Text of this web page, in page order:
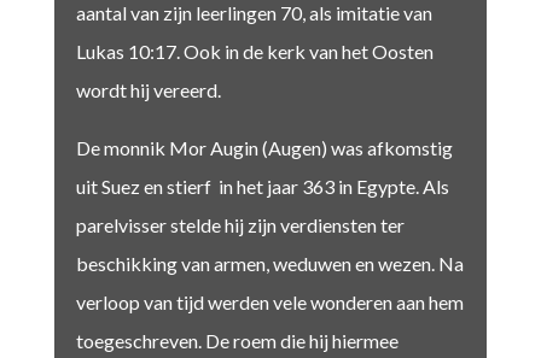
aantal van zijn leerlingen 70, als imitatie van
Lukas 10:17. Ook in de kerk van het Oosten
wordt hij vereerd.
De monnik Mor Augin (Augen) was afkomstig
uit Suez en stierf in het jaar 363 in Egypte. Als
parelvisser stelde hij zijn verdiensten ter
beschikking van armen, weduwen en wezen. Na
verloop van tijd werden vele wonderen aan hem
toegeschreven. De roem die hij hiermee